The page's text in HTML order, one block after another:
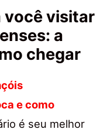
você visitar
a
chegar
e como
é seu melhor